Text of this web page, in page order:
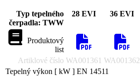
Typ tepelného
čerpadla: TWW
28 EVI 36 EVI
Produktový
list
Artiklové číslo WA001361 WA001362
Tepelný výkon [ kW ] EN 14511